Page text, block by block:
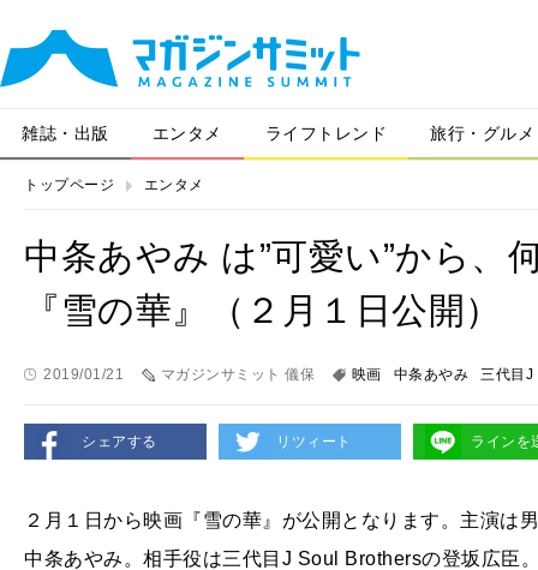
雑誌・出版 エンタメ ライフトレンド 旅行・グルメ
トップページ エンタメ
中条あやみ は”可愛い”から、
『雪の華』（２月１日公開）
2019/01/21 マガジンサミット 儀保 映画 中条あやみ 三代目
シェアする リツィート ラインを
２月１日から映画『雪の華』が公開となります。主演は
中条あやみ。相手役は三代目J Soul Brothersの登坂広臣